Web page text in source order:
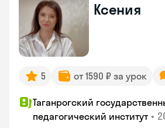
Ксения
5 от 1590 ₽ за урок
Таганрогский
педагогический институт •